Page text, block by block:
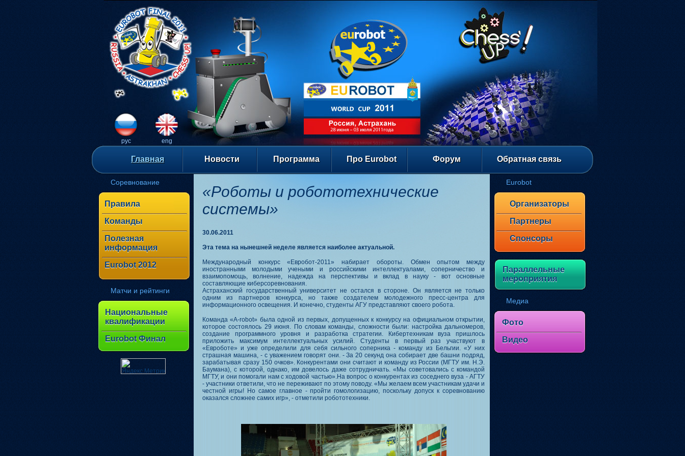
рус eng
Главная Новости Программа Про Eurobot Форум Обратная связь
«Роботы и робототехнические
системы»
30.06.2011
Эта тема на нынешней неделе является наиболее актуальной.
Международный конкурс «Евробот-2011» набирает обороты. Обмен опытом между
иностранными молодыми учеными и российскими интеллектуалами, соперничество и
взаимопомощь, волнение, надежда на перспективы и вклад в науку - вот основные
составляющие киберсоревнования.
Астраханский государственный университет не остался в стороне. Он является не только
одним из партнеров конкурса, но также создателем молодежного пресс-центра для
информационного освещения. И конечно, студенты АГУ представляют своего робота.
Команда «A-robot» была одной из первых, допущенных к конкурсу на официальном открытии,
которое состоялось 29 июня. По словам команды, сложности были: настройка дальномеров,
создание программного уровня и разработка стратегии. Кибертехникам вуза пришлось
приложить максимум интеллектуальных усилий. Студенты в первый раз участвуют в
«Евроботе» и уже определили для себя сильного соперника - команду из Бельгии. «У них
страшная машина, - с уважением говорят они. - За 20 секунд она собирает две башни подряд,
зарабатывая сразу 150 очков». Конкурентами они считают и команду из России (МГТУ им. Н.Э.
Баумана), с которой, однако, им довелось даже сотрудничать. «Мы советовались с командой
МГТУ, и они помогали нам с ходовой частью».На вопрос о конкурентах из соседнего вуза - АГТУ
- участники ответили, что не переживают по этому поводу. «Мы желаем всем участникам удачи и
честной игры! Но самое главное - пройти гомологизацию, поскольку допуск к соревнованию
оказался сложнее самих игр», - отметили робототехники.
Соревнование
Правила
Команды
Полезная
информация
Eurobot 2012
Матчи и рейтинги
Национальные
квалификации
Eurobot Финал
Eurobot
Организаторы
Партнеры
Спонсоры
Параллельные
мероприятия
Медиа
Фото
Видео